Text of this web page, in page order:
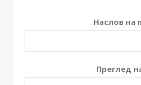
Наслов на
Преглед